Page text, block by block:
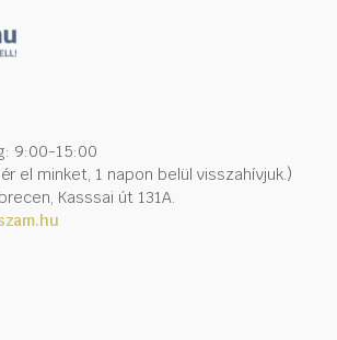
9:00-15:00
el minket, 1 napon belül visszahívjuk.)
Kasssai út 131A.